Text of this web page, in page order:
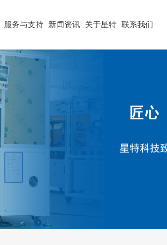
服务与支持 新闻资讯 关于星特 联系我们